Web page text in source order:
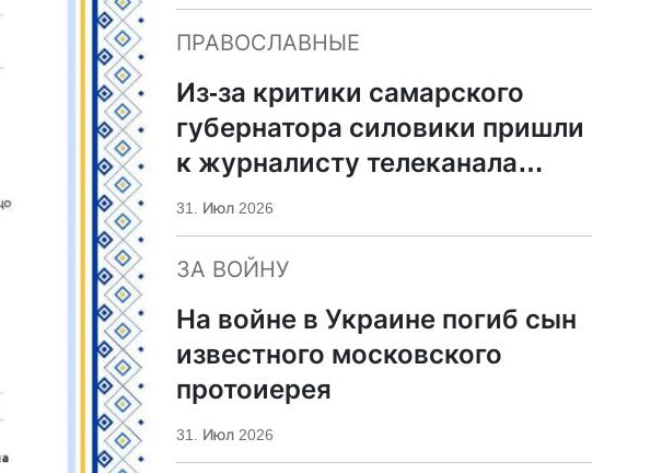
ПРАВОСЛАВНЫЕ
Из-за критики самарского
губернатора силовики пришли
к журналисту телеканала
«Царьград»
31. Июл 2026
ЗА ВОЙНУ
На войне в Украине погиб сын
известного московского
протоиерея
31. Июл 2026